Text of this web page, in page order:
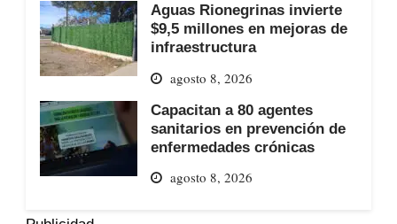
Aguas Rionegrinas invierte
$9,5 millones en mejoras de
infraestructura
agosto 8, 2026
Capacitan a 80 agentes
sanitarios en prevención de
enfermedades crónicas
agosto 8, 2026